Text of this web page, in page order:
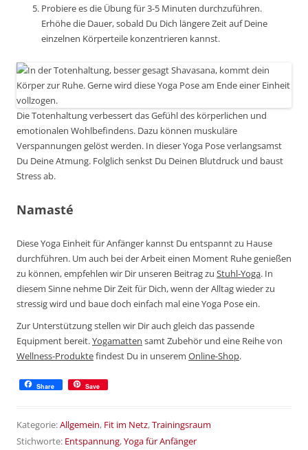
Probiere es die Übung für 3-5 Minuten durchzuführen.
Erhöhe die Dauer, sobald Du Dich längere Zeit auf Deine
einzelnen Körperteile konzentrieren kannst.
Die Totenhaltung verbessert das Gefühl des körperlichen und
emotionalen Wohlbefindens. Dazu können muskuläre
Verspannungen gelöst werden. In dieser Yoga Pose verlangsamst
Du Deine Atmung. Folglich senkst Du Deinen Blutdruck und baust
Stress ab.
Namasté
Diese Yoga Einheit für Anfänger kannst Du entspannt zu Hause
durchführen. Um auch bei der Arbeit einen Moment Ruhe genießen
zu können, empfehlen wir Dir unseren Beitrag zu Stuhl-Yoga. In
diesem Sinne nehme Dir Zeit für Dich, wenn der Alltag wieder zu
stressig wird und baue doch einfach mal eine Yoga Pose ein.
Zur Unterstützung stellen wir Dir auch gleich das passende
Equipment bereit.Yogamatten samt Zubehör und eine Reihe von
Wellness-Produktefindest Du in unserem Online-Shop.
Share Save
Kategorie:Allgemein, Fit im Netz,Trainingsraum
Stichworte: Entspannung,Yoga für Anfänger